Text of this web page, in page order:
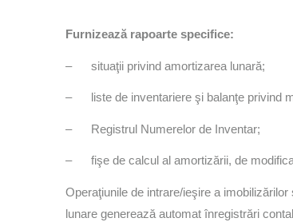
Furnizează rapoarte specifice:
– situaţii privind amortizarea lunară;
– liste de inventariere şi balanţe privind
– Registrul Numerelor de Inventar;
– fişe de calcul al amortizării, de
Operaţiunile de intrare/ieşire a
lunare generează automat înregistrări